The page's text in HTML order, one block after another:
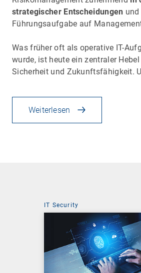
strategischer Entscheidungen
Führungsaufgabe auf
Was früher oft als operative IT-
wurde, ist heute ein zentraler
Sicherheit und Zukunftsfähigkeit.
Weiterlesen
IT Security